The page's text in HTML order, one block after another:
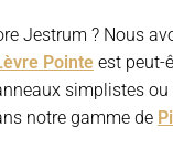
Jestrum ? Nous
Pointe est peut-
simplistes
notre gamme de